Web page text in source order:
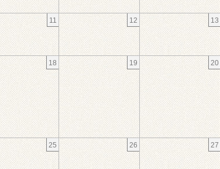
11 12 13
18 19 20
25 26 27